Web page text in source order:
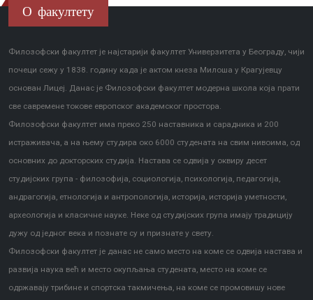
О факултету
Филозофски факултет је најстарији факултет Универзитета у Београду, чији
почеци сежу у 1838. годину када је актом кнеза Милоша у Крагујевцу
основан Лицеј. Данас је Филозофски факултет модерна школа која прати
све савремене токове европског академског простора.
Филозофски факултет има преко 250 наставника и сарадника и 200
истраживача, а на њему студира око 6000 студената на свим нивоима, од
основних до докторских студија. Настава се одвија у оквиру десет
студијских група - филозофија, социологија, психологија, педагогија,
андрагогија, етнологија и антропологија, историја, историја уметности,
археологија и класичне науке. Неке од студијских група имају традицију
дужу од једног века и познате су и признате у свету.
Филозофски факултет је данас не само место на коме се одвија настава и
развија наука већ и место окупљања студената, место на коме се
одржавају трибине и спортска такмичења, на коме се промовишу нове